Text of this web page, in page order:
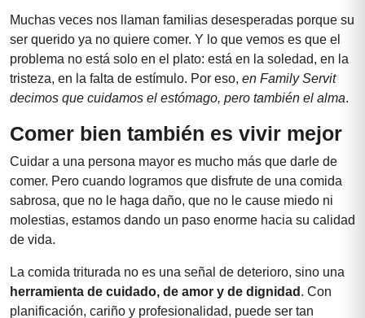
Muchas veces nos llaman familias desesperadas porque su
ser querido ya no quiere comer. Y lo que vemos es que el
problema no está solo en el plato: está en la soledad, en la
tristeza, en la falta de estímulo. Por eso, en Family Servit
decimos que cuidamos el estómago, pero también el alma.
Comer bien también es vivir mejor
Cuidar a una persona mayor es mucho más que darle de
comer. Pero cuando logramos que disfrute de una comida
sabrosa, que no le haga daño, que no le cause miedo ni
molestias, estamos dando un paso enorme hacia su calidad
de vida.
La comida triturada no es una señal de deterioro, sino una
herramienta de cuidado, de amor y de dignidad . Con
planificación, cariño y profesionalidad, puede ser tan